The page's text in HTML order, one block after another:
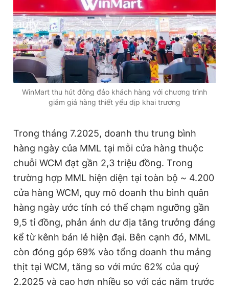
WinMart thu hút đông đảo khách hàng với chương trình
giảm giá hàng thiết yếu dịp khai trương
Trong tháng 7.2025, doanh thu trung bình
hàng ngày của MML tại mỗi cửa hàng thuộc
chuỗi WCM đạt gần 2,3 triệu đồng. Trong
trường hợp MML hiện diện tại toàn bộ ~ 4.200
cửa hàng WCM, quy mô doanh thu bình quân
hàng ngày ước tính có thể chạm ngưỡng gần
9,5 tỉ đồng, phản ánh dư địa tăng trưởng đáng
kể từ kênh bán lẻ hiện đại. Bên cạnh đó, MML
còn đóng góp 69% vào tổng doanh thu mảng
thịt tại WCM, tăng so với mức 62% của quý
2.2025 và cao hơn nhiều so với các năm trước